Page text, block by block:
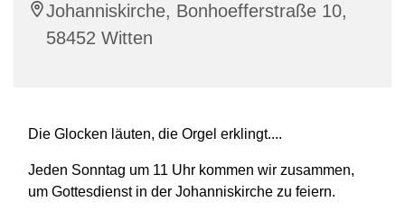
Johanniskirche, Bonhoefferstraße 10,
58452 Witten
Die Glocken läuten, die Orgel erklingt....
Jeden Sonntag um 11 Uhr kommen wir zusammen,
um Gottesdienst in der Johanniskirche zu feiern.